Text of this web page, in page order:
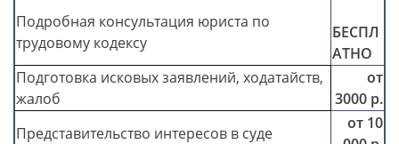
Подробная консультация юриста по
трудовому кодексу
БЕСПЛ
АТНО
Подготовка исковых заявлений, ходатайств,
жалоб
от
3000 р.
Представительство интересов в суде
от 10